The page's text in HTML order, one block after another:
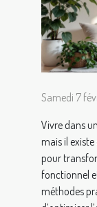
Samedi 7
Vivre dans
mais il
pour
fonctionnel
méthodes